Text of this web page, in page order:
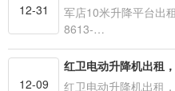
12-31
军店10米升降平台出
8613-…
12-09
红卫电动升降机出租
红卫电动升降机出租